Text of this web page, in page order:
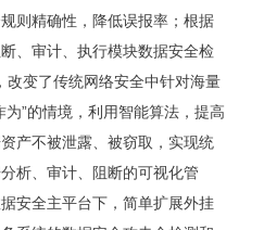
则精确性，降低误报率；根据
、审计、执行模块数据安全检
改变了传统网络安全中针对海量
为”的情境，利用智能算法，提高
产不被泄露、被窃取，实现统
析、审计、阻断的可视化管
安全主平台下，简单扩展外挂